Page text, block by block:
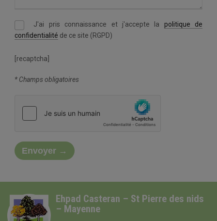
J'ai pris connaissance et j'accepte la politique de
confidentialité de ce site (RGPD)
[recaptcha]
* Champs obligatoires
Ehpad Casteran – St Pierre des nids
– Mayenne